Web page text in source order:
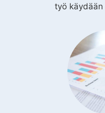
työ